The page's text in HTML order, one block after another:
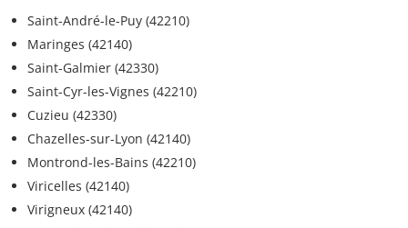
Saint-André-le-Puy (42210)
Maringes (42140)
Saint-Galmier (42330)
Saint-Cyr-les-Vignes (42210)
Cuzieu (42330)
Chazelles-sur-Lyon (42140)
Montrond-les-Bains (42210)
Viricelles (42140)
Virigneux (42140)